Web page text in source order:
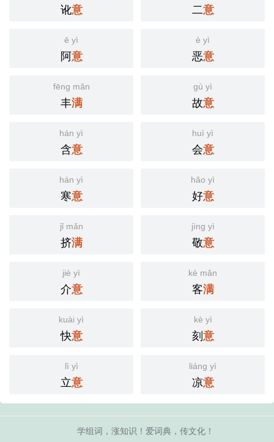
讹意 二意
ē yì
阿意
è yì
恶意
fēng mǎn
丰满
gù yì
故意
hán yì
含意
huì yì
会意
hán yì
寒意
hǎo yì
好意
jǐ mǎn
挤满
jìng yì
敬意
jiè yì
介意
kè mǎn
客满
kuài yì
快意
kè yì
刻意
lì yì
立意
liáng yì
凉意
学组词，涨知识！爱词典，传文化！